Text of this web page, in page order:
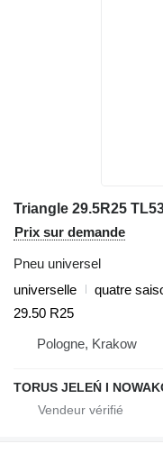
Triangle 29.5R25
Prix sur demande
Pneu universel
universelle
quatre
29.50 R25
Pologne, Krakow
TORUS JELEŃ I